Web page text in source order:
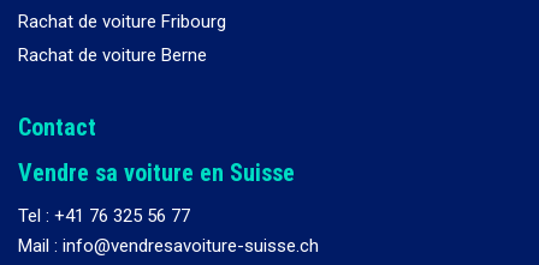
Rachat de voiture Fribourg
Rachat de voiture Berne
Contact
Vendre sa voiture en Suisse
Tel : +41 76 325 56 77
Mail : info@vendresavoiture-suisse.ch